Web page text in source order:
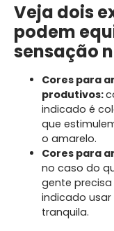
Veja dois
podem
sensação
Cores para
produtivos:
indicado é
que
o amarelo.
Cores para
no caso do
gente precisa
indicado
tranquila.